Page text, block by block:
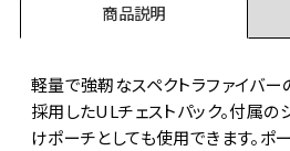
商品説明
軽量で強靭なスペクトラファイバー
採用したULチェストパック。付属
けポーチとしても使用できます。ポ